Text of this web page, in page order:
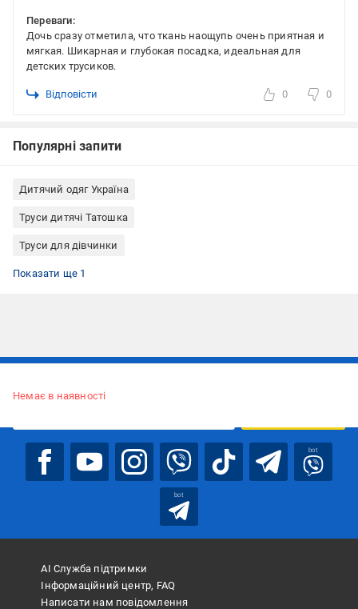
Переваги:
Дочь сразу отметила, что ткань наощупь очень приятная и
мягкая. Шикарная и глубокая посадка, идеальная для
детских трусиков.
Відповісти 0 0
Популярні запити
Дитячий одяг Україна
Труси дитячі Татошка
Труси для дівчинки
Труси дитячі дитячі
Показати ще 1
Немає в наявності
bot
bot
АІ Служба підтримки
Інформаційний центр, FAQ
Написати нам повідомлення